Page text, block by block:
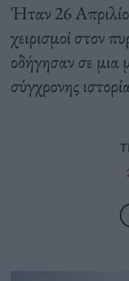
Ήταν 26
χειρισμοί στον
οδήγησαν σε μια
σύγχρονης